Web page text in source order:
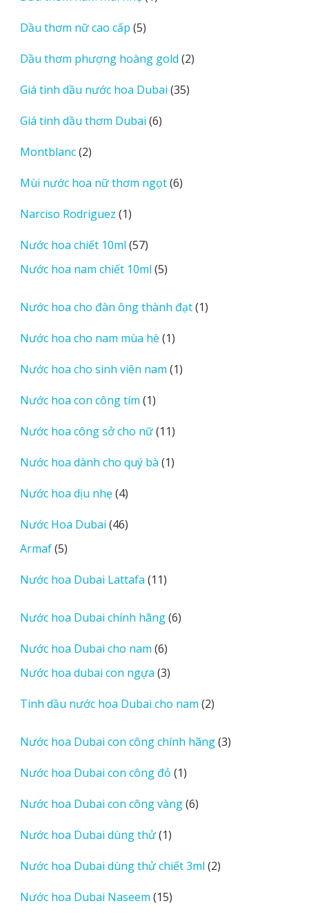
Dầu thơm nữ cao cấp 55
phẩm
Dầu thơm phượng hoàng gold 22
Giá tinh dầu nước hoa Dubai 3535
Giá tinh dầu thơm Dubai 66
Montblanc 22
phẩm
Mùi nước hoa nữ thơm ngọt 66
Narciso Rodriguez 11
phẩm
Nước hoa chiết 10ml 5757
sản
phẩm
Nước hoa nam chiết 10ml 55
phẩm
Nước hoa cho đàn ông thành đạt 11
Nước hoa cho nam mùa hè 11
phẩm
Nước hoa cho sinh viên nam 11
Nước hoa con công tím 11
phẩm
Nước hoa công sở cho nữ 1111
phẩm
Nước hoa dành cho quý bà 11
Nước hoa dịu nhẹ 44
phẩm
Nước Hoa Dubai 4646
Armaf 55
phẩm
Nước hoa Dubai Lattafa 1111
phẩm
Nước hoa Dubai chính hãng 66
Nước hoa Dubai cho nam 66
sản
phẩm
Nước hoa dubai con ngựa 33
phẩm
Tinh dầu nước hoa Dubai cho nam 22
phẩm
Nước hoa Dubai con công chính hãng 33
Nước hoa Dubai con công đỏ 11
phẩm
Nước hoa Dubai con công vàng 66
Nước hoa Dubai dùng thử 11
phẩm
Nước hoa Dubai dùng thử chiết 3ml 22
Nước hoa Dubai Naseem 1515